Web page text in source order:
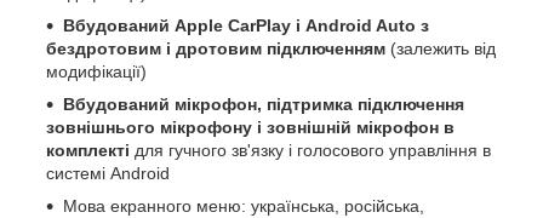
Вбудований Apple CarPlay і Android Auto з
бездротовим і дротовим підключенням (залежить від
модифікації)
Вбудований мікрофон, підтримка підключення
зовнішнього мікрофону і зовнішній мікрофон в
комплекті для гучного зв'язку і голосового управління в
системі Android
Мова екранного меню: українська, російська,